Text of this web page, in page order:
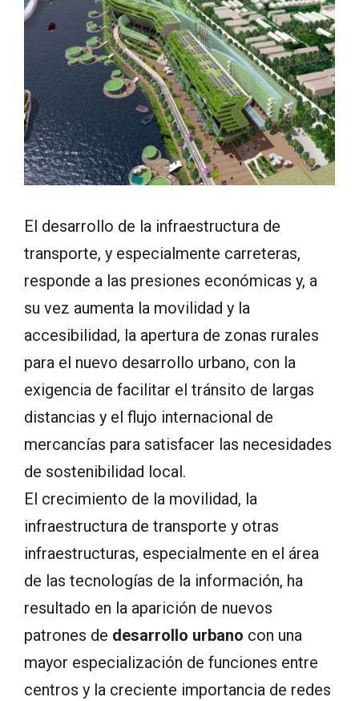
El desarrollo de la infraestructura de
transporte, y especialmente carreteras,
responde a las presiones económicas y, a
su vez aumenta la movilidad y la
accesibilidad, la apertura de zonas rurales
para el nuevo desarrollo urbano, con la
exigencia de facilitar el tránsito de largas
distancias y el flujo internacional de
mercancías para satisfacer las necesidades
de sostenibilidad local.
El crecimiento de la movilidad, la
infraestructura de transporte y otras
infraestructuras, especialmente en el área
de las tecnologías de la información, ha
resultado en la aparición de nuevos
patrones de desarrollo urbano con una
mayor especialización de funciones entre
centros y la creciente importancia de redes